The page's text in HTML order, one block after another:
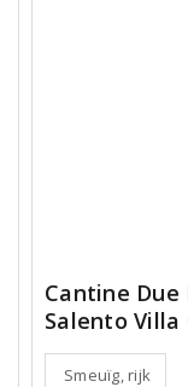
Cantine
Salento Villa
Smeuïg, rijk